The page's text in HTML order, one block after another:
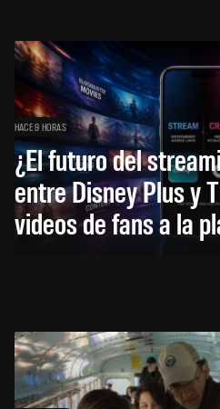
HACE 9 HORAS
¿El futuro del
entre Disney Plus y
videos de fans a la